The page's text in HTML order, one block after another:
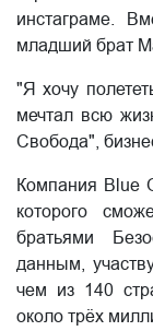
инстаграме.
младший брат
"Я хочу
мечтал всю
Свобода",
Компания Blue
которого
братьями
данным,
чем из 140
около трёх